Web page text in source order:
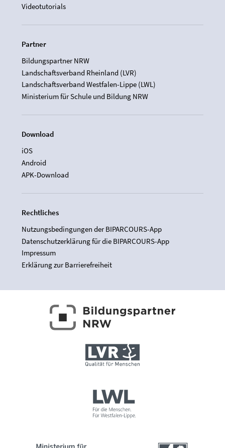
Videotutorials
Partner
Bildungspartner NRW
Landschaftsverband Rheinland (LVR)
Landschaftsverband Westfalen-Lippe (LWL)
Ministerium für Schule und Bildung NRW
Download
iOS
Android
APK-Download
Rechtliches
Nutzungsbedingungen der BIPARCOURS-App
Datenschutzerklärung für die BIPARCOURS-App
Impressum
Erklärung zur Barrierefreiheit